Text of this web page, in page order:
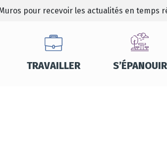
pour recevoir les actualités en temps
TRAVAILLER S’ÉPANOUIR